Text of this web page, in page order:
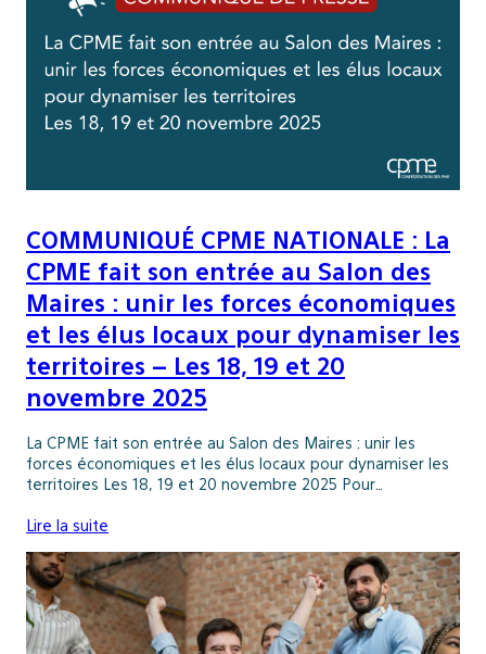
COMMUNIQUÉ CPME NATIONALE : La
CPME fait son entrée au Salon des
Maires : unir les forces économiques
et les élus locaux pour dynamiser les
territoires – Les 18, 19 et 20
novembre 2025
La CPME fait son entrée au Salon des Maires : unir les
forces économiques et les élus locaux pour dynamiser les
territoires Les 18, 19 et 20 novembre 2025 Pour…
Lire la suite